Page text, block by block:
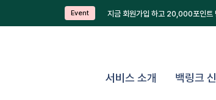
Event 지금 회원가입 하고 20,000포인트
서비스 소개 백링크